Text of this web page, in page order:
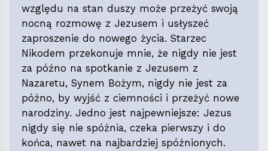
względu na stan duszy może przeżyć swoją
nocną rozmowę z Jezusem i usłyszeć
zaproszenie do nowego życia. Starzec
Nikodem przekonuje mnie, że nigdy nie jest
za późno na spotkanie z Jezusem z
Nazaretu, Synem Bożym, nigdy nie jest za
późno, by wyjść z ciemności i przeżyć nowe
narodziny. Jedno jest najpewniejsze: Jezus
nigdy się nie spóźnia, czeka pierwszy i do
końca, nawet na najbardziej spóźnionych.